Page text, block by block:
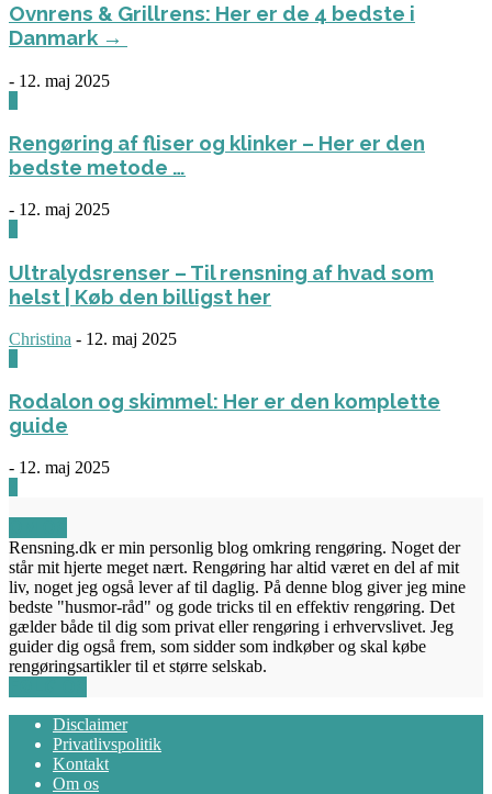
Ovnrens & Grillrens: Her er de 4 bedste i
Danmark →
- 12. maj 2025
Rengøring af fliser og klinker – Her er den
bedste metode …
- 12. maj 2025
Ultralydsrenser – Til rensning af hvad som
helst | Køb den billigst her
Christina - 12. maj 2025
Rodalon og skimmel: Her er den komplette
guide
- 12. maj 2025
Rensning.dk er min personlig blog omkring rengøring. Noget der
står mit hjerte meget nært. Rengøring har altid været en del af mit
liv, noget jeg også lever af til daglig. På denne blog giver jeg mine
bedste "husmor-råd" og gode tricks til en effektiv rengøring. Det
gælder både til dig som privat eller rengøring i erhvervslivet. Jeg
guider dig også frem, som sidder som indkøber og skal købe
rengøringsartikler til et større selskab.
Disclaimer
Privatlivspolitik
Kontakt
Om os